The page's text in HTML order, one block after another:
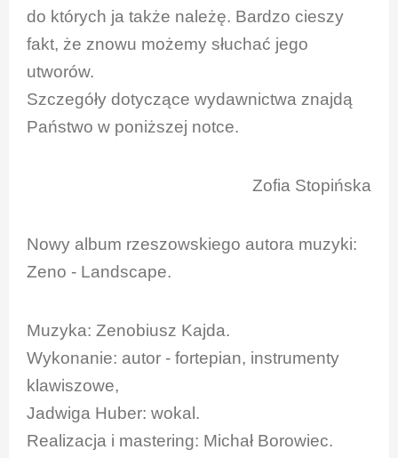
do których ja także należę. Bardzo cieszy
fakt, że znowu możemy słuchać jego
utworów.
Szczegóły dotyczące wydawnictwa znajdą
Państwo w poniższej notce.
Zofia Stopińska
Nowy album rzeszowskiego autora muzyki:
Zeno - Landscape.
Muzyka: Zenobiusz Kajda.
Wykonanie: autor - fortepian, instrumenty
klawiszowe,
Jadwiga Huber: wokal.
Realizacja i mastering: Michał Borowiec.